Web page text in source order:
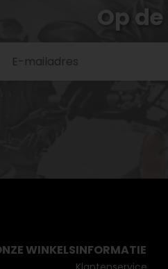
Op
WINKELSINFORMATIE